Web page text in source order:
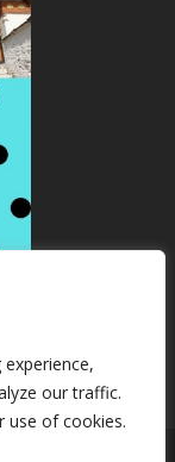
our traffic.
use of cookies.